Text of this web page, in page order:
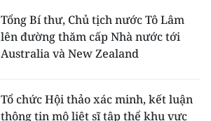
Tổng Bí thư, Chủ tịch nước Tô Lâm
lên đường thăm cấp Nhà nước tới
Australia và New Zealand
Tổ chức Hội thảo xác minh, kết luận
thông tin mộ liệt sĩ tập thể khu vực